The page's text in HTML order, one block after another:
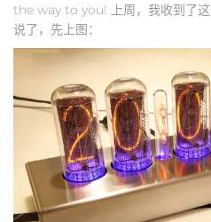
the way to you! 上周，我收到了
说了，先上图：